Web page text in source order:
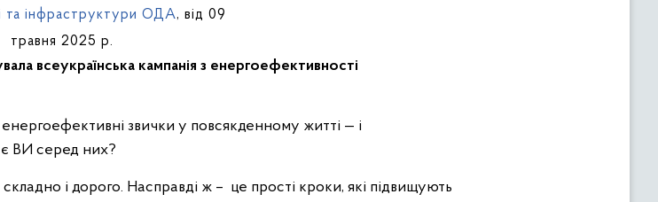
та інфраструктури ОДА, від 09
травня 2025 р.
всеукраїнська кампанія з енергоефективності
ВИ серед них?
і дорого. Насправді ж – це прості кроки, які підвищують